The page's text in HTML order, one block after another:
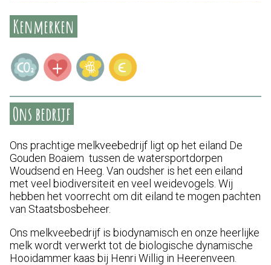
Kenmerken
Ons bedrijf
Ons prachtige melkveebedrijf ligt op het eiland De
Gouden Boaiem tussen de watersportdorpen
Woudsend en Heeg. Van oudsher is het een eiland
met veel biodiversiteit en veel weidevogels. Wij
hebben het voorrecht om dit eiland te mogen pachten
van Staatsbosbeheer.
Ons melkveebedrijf is biodynamisch en onze heerlijke
melk wordt verwerkt tot de biologische dynamische
Hooidammer kaas bij Henri Willig in Heerenveen.